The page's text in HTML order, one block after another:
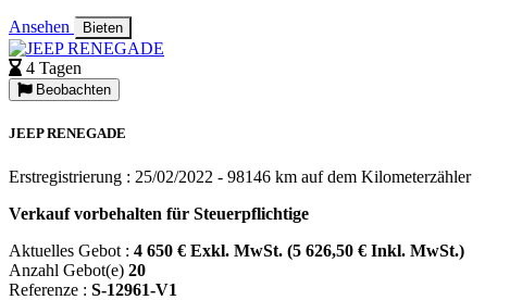
Ansehen Bieten
4 Tagen
Beobachten
JEEP RENEGADE
Erstregistrierung : 25/02/2022 - 98146 km auf dem Kilometerzähler
Verkauf vorbehalten für Steuerpflichtige
Aktuelles Gebot : 4 650 € Exkl. MwSt. (5 626,50 € Inkl. MwSt.)
Anzahl Gebot(e) 20
Referenze : S-12961-V1